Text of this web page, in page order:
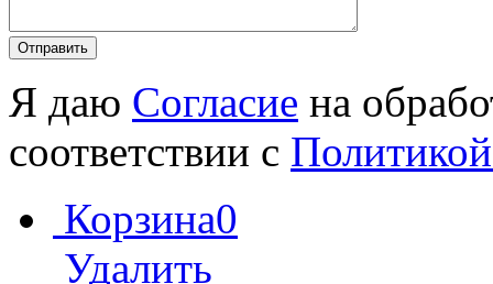
Я даю Согласие на
соответствии с
Корзина0
Удалить